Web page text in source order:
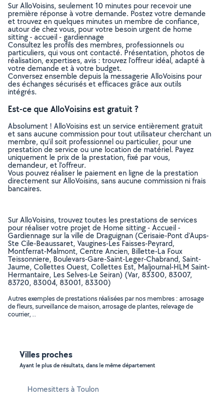
Sur AlloVoisins, seulement 10 minutes pour recevoir une
première réponse à votre demande. Postez votre demande
et trouvez en quelques minutes un membre de confiance,
autour de chez vous, pour votre besoin urgent de home
sitting - accueil - gardiennage
Consultez les profils des membres, professionnels ou
particuliers, qui vous ont contacté. Présentation, photos de
réalisation, expertises, avis : trouvez l'offreur idéal, adapté à
votre demande et à votre budget.
Conversez ensemble depuis la messagerie AlloVoisins pour
des échanges sécurisés et efficaces grâce aux outils
intégrés.
Est-ce que AlloVoisins est gratuit ?
Absolument ! AlloVoisins est un service entièrement gratuit
et sans aucune commission pour tout utilisateur cherchant un
membre, qu’il soit professionnel ou particulier, pour une
prestation de service ou une location de matériel. Payez
uniquement le prix de la prestation, fixé par vous,
demandeur, et l’offreur.
Vous pouvez réaliser le paiement en ligne de la prestation
directement sur AlloVoisins, sans aucune commission ni frais
bancaires.
Sur AlloVoisins, trouvez toutes les prestations de services
pour réaliser votre projet de Home sitting - Accueil -
Gardiennage sur la ville de Draguignan (Cerisaie-Pont d'Aups-
Ste Cile-Beaussaret, Vaugines-Les Faisses-Peyrard,
Montferrat-Malmont, Centre Ancien, Billette-La Foux
Teissonniere, Boulevars-Gare-Saint-Leger-Chabrand, Saint-
Jaume, Collettes Ouest, Collettes Est, Maljournal-HLM Saint-
Hermantaire, Les Selves-Le Seiran) (Var, 83300, 83007,
83720, 83004, 83001, 83300)
Autres exemples de prestations réalisées par nos membres : arrosage
de fleurs, surveillance de maison, arrosage de plantes, relevage de
courrier, ..
Villes proches
Ayant le plus de résultats, dans le même département
Homesitters à Toulon